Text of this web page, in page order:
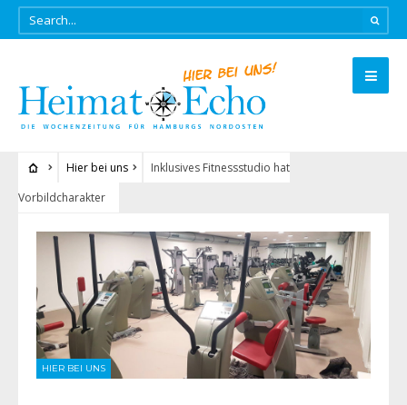
Hier bei uns
Inklusives Fitnessstudio hat
Vorbildcharakter
HIER BEI UNS